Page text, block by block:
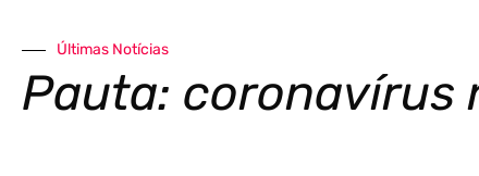
Últimas Notícias
Pauta: coronavírus